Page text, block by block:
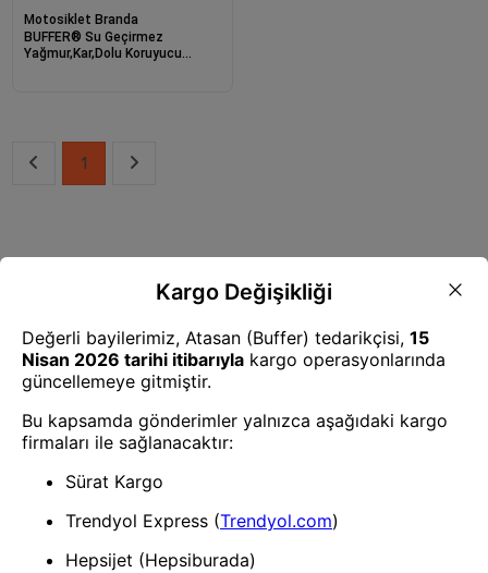
Motosiklet Branda
BUFFER® Su Geçirmez
Yağmur,Kar,Dolu Koruyucu
1
- Yenilik ve hızı keşfedin, işinizi
App Store Google Play